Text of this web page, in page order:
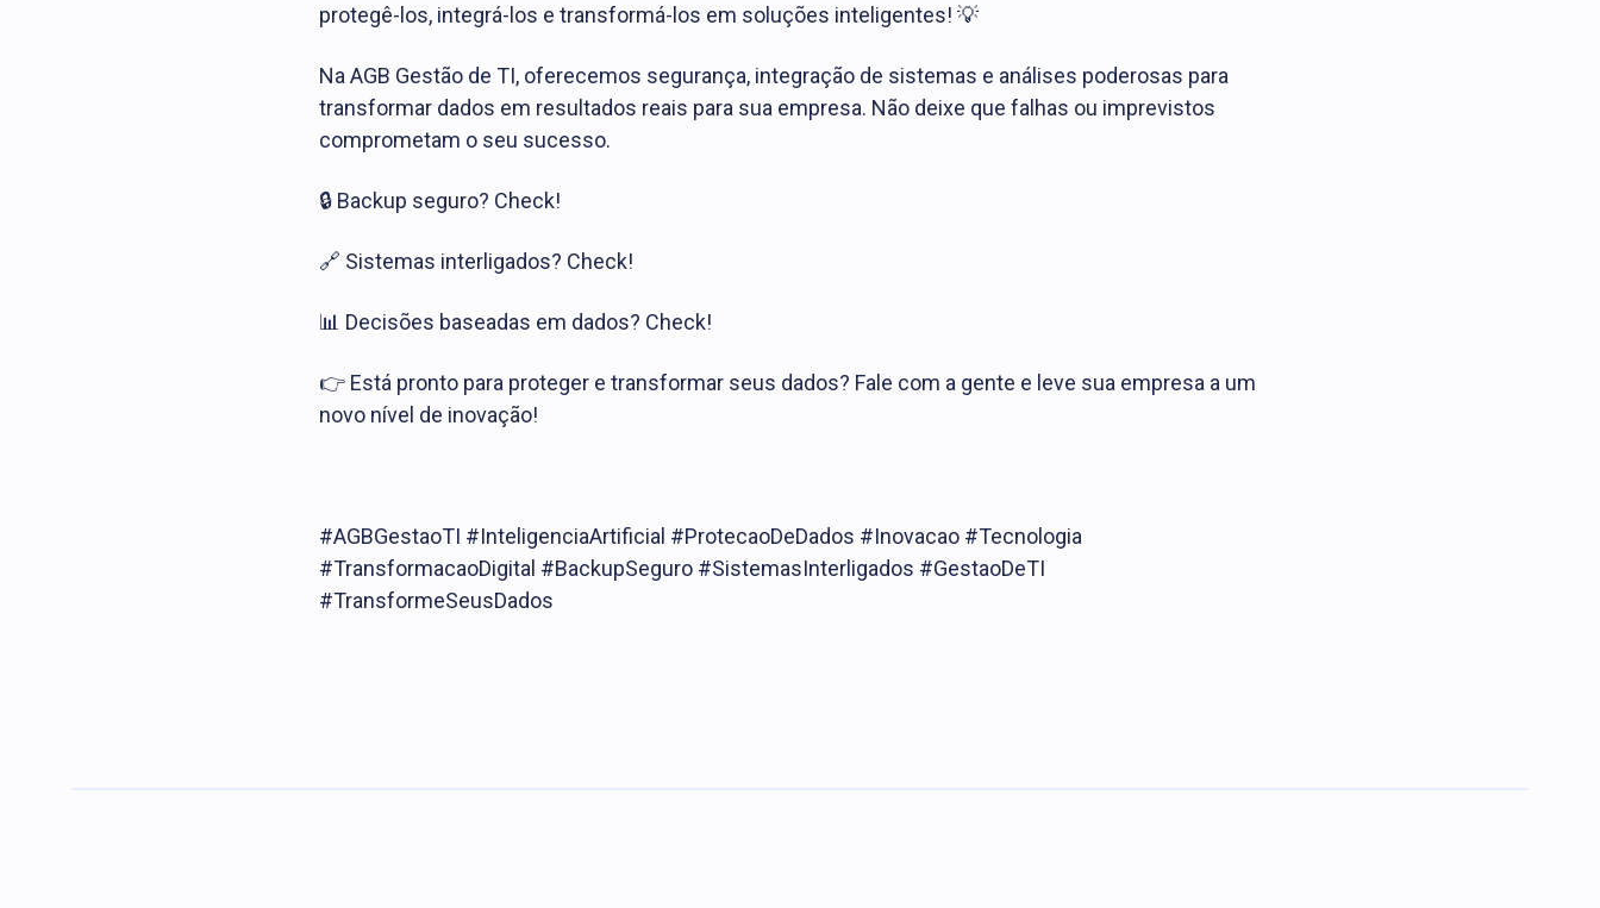
protegê-los, integrá-los e transformá-los em soluções inteligentes! 💡
Na AGB Gestão de TI, oferecemos segurança, integração de sistemas e análises poderosas para
transformar dados em resultados reais para sua empresa. Não deixe que falhas ou imprevistos
comprometam o seu sucesso.
🔒 Backup seguro? Check!
🔗 Sistemas interligados? Check!
📊 Decisões baseadas em dados? Check!
👉 Está pronto para proteger e transformar seus dados? Fale com a gente e leve sua empresa a um
novo nível de inovação!
#AGBGestaoTI #InteligenciaArtificial #ProtecaoDeDados #Inovacao #Tecnologia
#TransformacaoDigital #BackupSeguro #SistemasInterligados #GestaoDeTI
#TransformeSeusDados